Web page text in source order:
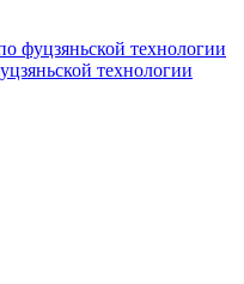
технологии